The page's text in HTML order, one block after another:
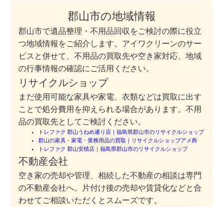
郡山市の地域情報
郡山市で遺品整理・不用品回収をご検討の際に役立
つ地域情報をご紹介します。アイワクリーンのサー
ビスと併せて、不用品の買取先や空き家対応、地域
の行事情報の確認にご活用ください。
リサイクルショップ
まだ使用可能な家具や家電、衣類などは買取に出す
ことで処分費用を抑えられる場合があります。不用
品の買取先としてご検討ください。
トレファク 郡山うねめ通り店｜福島県郡山市のリサイクルショップ
郡山の家具・家電・業務用品の買取｜リサイクルショップアメ商
トレファク 郡山安積店｜福島県郡山市のリサイクルショップ
不動産会社
空き家の売却や管理、相続した不動産の相談は専門
の不動産会社へ。片付け後の売却や賃貸化などと合
わせてご相談いただくとスムーズです。